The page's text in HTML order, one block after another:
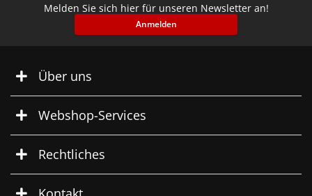
Melden Sie sich hier für unseren Newsletter an!
Anmelden
Über uns
Webshop-Services
Rechtliches